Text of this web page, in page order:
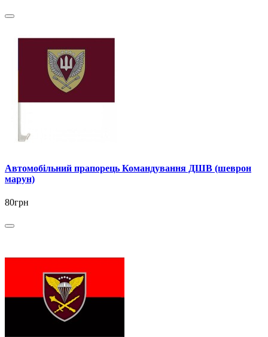
Автомобільний прапорець Командування ДШВ (шеврон
марун)
80грн